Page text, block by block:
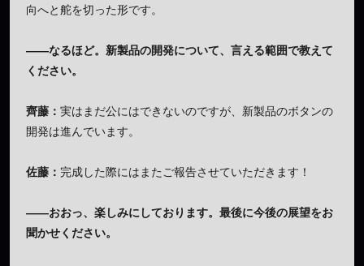
向へと舵を切った形です。
——なるほど。新製品の開発について、言える範囲で教えて
ください。
齊藤： 実はまだ公にはできないのですが、新製品のボタンの
開発は進んでいます。
佐藤： 完成した際にはまたご報告させていただきます！
——おおっ、楽しみにしております。最後に今後の展望をお
聞かせください。